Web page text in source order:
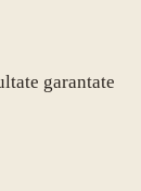
garantate